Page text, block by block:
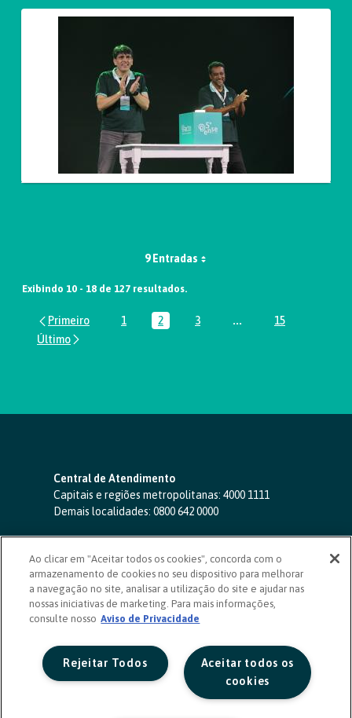
9 Entradas
Exibindo 10 - 18 de 127 resultados.
Página
1 Página
2 Página
3 ...PáginasPágina
15
Central de Atendimento
Capitais e regiões metropolitanas: 4000 1111
Demais localidades: 0800 642 0000
SAC 24 horas-0800 724 4420
Ouvidoria
0800 725 0996
(de segunda a sexta, das 8h às 20h)
ouvidoriasicoob.com.br
Deficientes auditivos ou de fala
Ao clicar em "Aceitar todos os cookies", concorda com o
armazenamento de cookies no seu dispositivo para melhorar
a navegação no site, analisar a utilização do site e ajudar nas
nossas iniciativas de marketing. Para mais informações,
consulte nosso Aviso de Privacidade
Aceitar todos os
cookies
Rejeitar Todos